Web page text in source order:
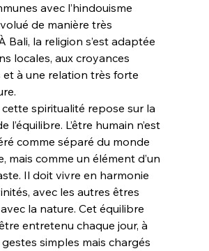
avec l’hindouisme
de manière très
Bali, la religion s’est adaptée
locales, aux croyances
et à une relation très forte
spiritualité repose sur la
l’équilibre. L’être humain n’est
comme séparé du monde
mais comme un élément d’un
Il doit vivre en harmonie
avec les autres êtres
la nature. Cet équilibre
entretenu chaque jour, à
simples mais chargés